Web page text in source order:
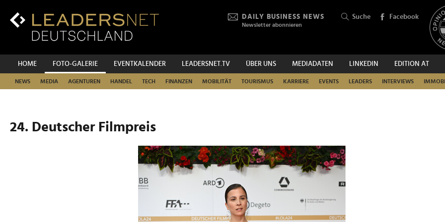
Inhalt
Hauptnavigation
DAILY BUSINESS NEWS
Newsletter abonnieren
Suche Facebook
HOME FOTO-GALERIE EVENTKALENDER LEADERSNET.TV ÜBER UNS MEDIADATEN LINKEDIN EDITION AT
NEWS MEDIA AGENTUREN HANDEL TECH FINANZEN MOBILITÄT TOURISMUS KARRIERE EVENTS LEADERS INTERVIEWS
SUCHEN
24. Deutscher Filmpreis